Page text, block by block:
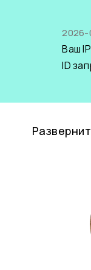
2026-
Ваш
ID